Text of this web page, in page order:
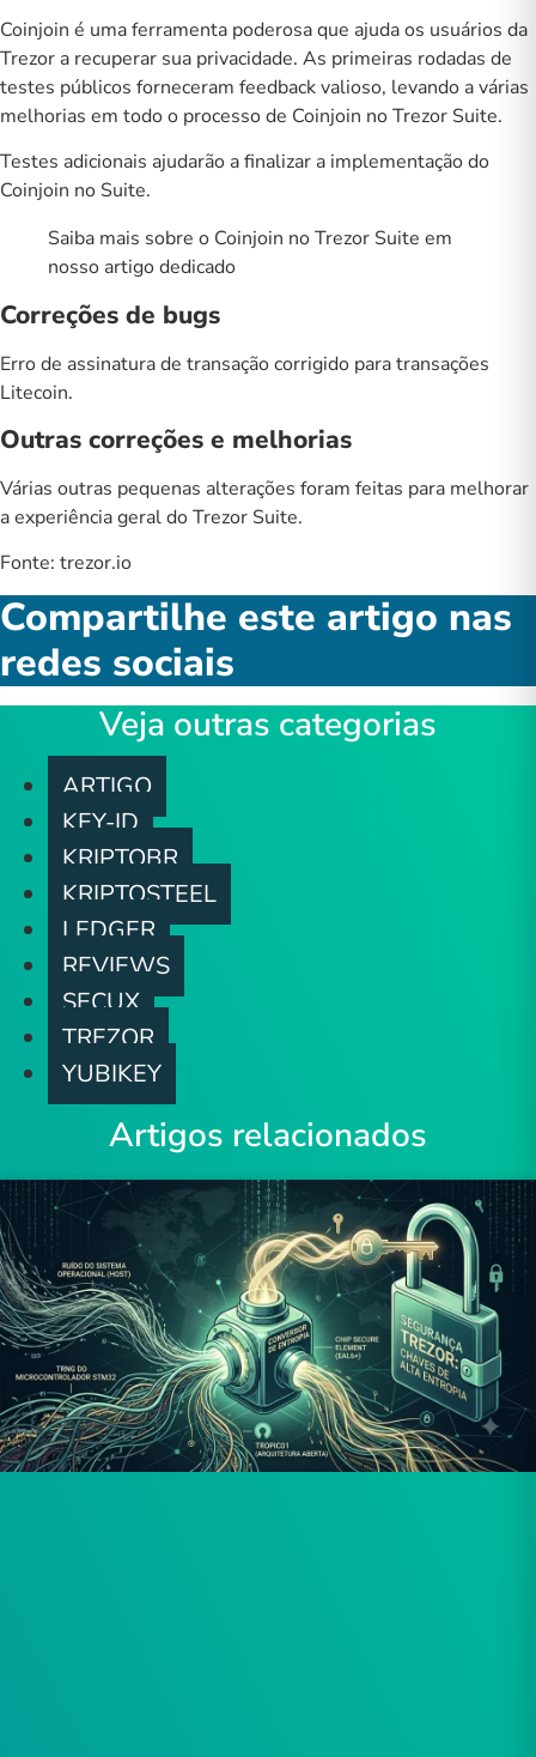
Coinjoin é uma ferramenta poderosa que ajuda os usuários da
Trezor a recuperar sua privacidade. As primeiras rodadas de
testes públicos forneceram feedback valioso, levando a várias
melhorias em todo o processo de Coinjoin no Trezor Suite.
Testes adicionais ajudarão a finalizar a implementação do
Coinjoin no Suite.
Saiba mais sobre o Coinjoin no Trezor Suite em
nosso artigo dedicado
Correções de bugs
Erro de assinatura de transação corrigido para transações
Litecoin.
Outras correções e melhorias
Várias outras pequenas alterações foram feitas para melhorar
a experiência geral do Trezor Suite.
Fonte: trezor.io
Compartilhe este artigo nas
redes sociais
Veja outras categorias
ARTIGO
KEY-ID
KRIPTOBR
KRIPTOSTEEL
LEDGER
REVIEWS
SECUX
TREZOR
YUBIKEY
Artigos relacionados